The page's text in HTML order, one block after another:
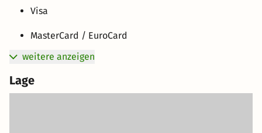
Visa
MasterCard / EuroCard
weitere anzeigen
Lage